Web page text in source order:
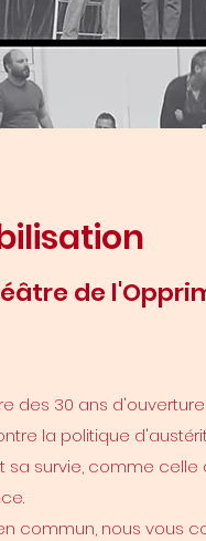
de
des 30 ans
la politique
survie, comme celle
commun, nous vous